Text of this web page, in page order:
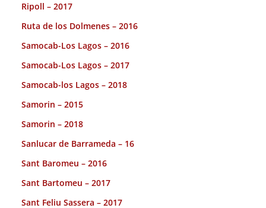
Ripoll – 2017
Ruta de los Dolmenes – 2016
Samocab-Los Lagos – 2016
Samocab-Los Lagos – 2017
Samocab-los Lagos – 2018
Samorin – 2015
Samorin – 2018
Sanlucar de Barrameda – 16
Sant Baromeu – 2016
Sant Bartomeu – 2017
Sant Feliu Sassera – 2017